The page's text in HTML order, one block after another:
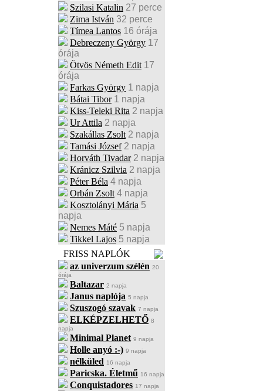
Szilasi Katalin 27 perce
Zima István 32 perce
Tímea Lantos 16 órája
Debreczeny György 17
órája
Ötvös Németh Edit 17
órája
Farkas György 1 napja
Bátai Tibor 1 napja
Kiss-Teleki Rita 2 napja
Ur Attila 2 napja
Szakállas Zsolt 2 napja
Tamási József 2 napja
Horváth Tivadar 2 napja
Kránicz Szilvia 2 napja
Péter Béla 4 napja
Orbán Zsolt 4 napja
Kosztolányi Mária 5
napja
Nemes Máté 5 napja
Tikkel Lajos 5 napja
FRISS NAPLÓK
az univerzum szélén 20
órája
Baltazar 2 napja
Janus naplója 5 napja
Szuszogó szavak 7 napja
ELKÉPZELHETŐ 8
napja
Minimal Planet 9 napja
Holle anyó :-) 9 napja
nélküled 16 napja
Paricska. Életmű 16 napja
Conquistadores 17 napja